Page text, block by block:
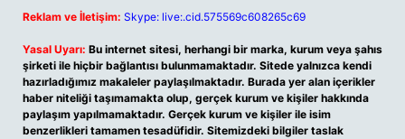
Reklam ve İletişim: Skype: live:.cid.575569c608265c69
Yasal Uyarı: Bu internet sitesi, herhangi bir marka, kurum veya şahıs
şirketi ile hiçbir bağlantısı bulunmamaktadır. Sitede yalnızca kendi
hazırladığımız makaleler paylaşılmaktadır. Burada yer alan içerikler
haber niteliği taşımamakta olup, gerçek kurum ve kişiler hakkında
paylaşım yapılmamaktadır. Gerçek kurum ve kişiler ile isim
benzerlikleri tamamen tesadüfidir. Sitemizdeki bilgiler taslak